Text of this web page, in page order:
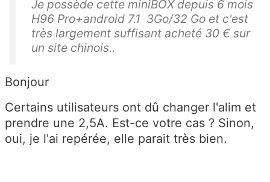
Je possède cette miniBOX depuis 6 mois
H96 Pro+android 7.1 3Go/32 Go et c'est
très largement suffisant acheté 30 € sur
un site chinois..
Bonjour
Certains utilisateurs ont dû changer l'alim et
prendre une 2,5A. Est-ce votre cas ? Sinon,
oui, je l'ai repérée, elle parait très bien.